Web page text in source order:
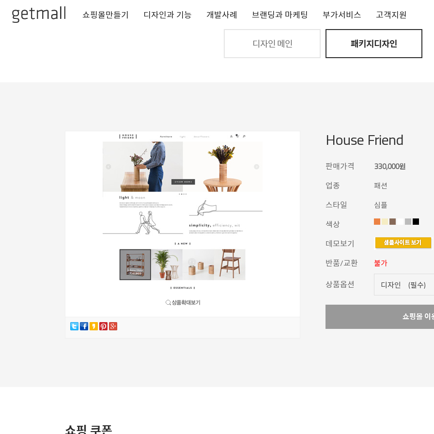
쇼핑몰만들기 디자인과 기능 개발사례 브랜딩과 마케팅 부가서비스 고객지원
디자인 메인 패키지디자인
House Friend
판매가격 330,000원
업종 패션
스타일
심플
색상
데모보기
반품/교환
불가
상품옵션
쇼핑몰 이